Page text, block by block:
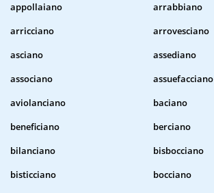
appollaiano
arrabbiano
arricciano
arrovesciano
asciano
assediano
associano
assuefacciano
aviolanciano
baciano
beneficiano
berciano
bilanciano
bisbocciano
bisticciano
bocciano